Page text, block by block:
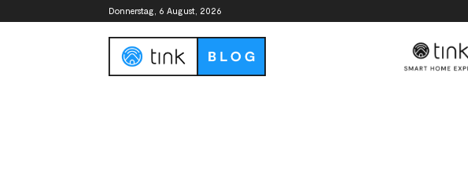
Donnerstag, 6 August, 2026